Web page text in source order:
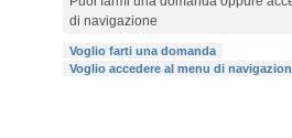
di navigazione
Voglio farti una domanda
Voglio accedere al menu di